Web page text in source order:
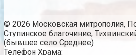
© 2026 Московская митрополия,
Ступинское благочиние,
(бывшее село Среднее)
Телефон Храма: